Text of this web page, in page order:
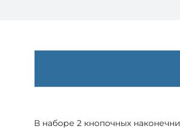
В наборе 2 кнопочных